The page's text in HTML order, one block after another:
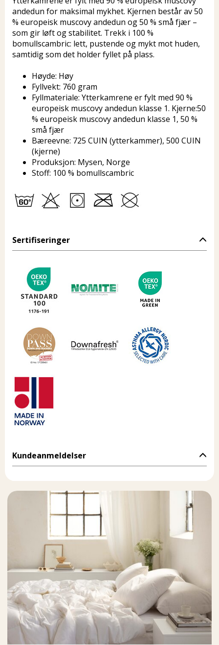
andedun for maksimal mykhet. Kjernen består av 50
% europeisk muscovy andedun og 50 % små fjær –
som gir løft og stabilitet. Trekk i 100 %
bomullscambric: lett, pustende og mykt mot huden,
samtidig som det holder fyllet på plass.
Høyde: Høy
Fyllvekt: 760 gram
Fyllmateriale: Ytterkamrene er fylt med 90 %
europeisk muscovy andedun klasse 1. Kjerne:50
% europeisk muscovy andedun klasse 1, 50 %
små fjær
Bæreevne: 725 CUIN (ytterkammer), 500 CUIN
(kjerne)
Produksjon: Mysen, Norge
Stoff: 100 % bomullscambric
Sertifiseringer
Kundeanmeldelser